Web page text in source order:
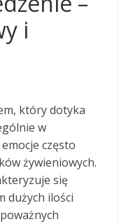
i
który dotyka
w
często
żywieniowych.
się
dużych ilości